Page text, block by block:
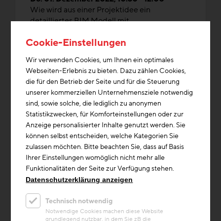
Wie wird aus einer Projektidee ein
detailliertes BIM Modell mit
Leistungsverzeichnis für die ...
Mediathek
Cookie-Einstellungen
Wir verwenden Cookies, um Ihnen ein optimales
Webseiten-Erlebnis zu bieten. Dazu zählen Cookies,
die für den Betrieb der Seite und für die Steuerung
unserer kommerziellen Unternehmensziele notwendig
sind, sowie solche, die lediglich zu anonymen
Statistikzwecken, für Komforteinstellungen oder zur
Anzeige personalisierter Inhalte genutzt werden. Sie
können selbst entscheiden, welche Kategorien Sie
zulassen möchten. Bitte beachten Sie, dass auf Basis
Ihrer Einstellungen womöglich nicht mehr alle
Funktionalitäten der Seite zur Verfügung stehen.
Datenschutzerklärung anzeigen
Technisch notwendig
Notwendige Cookies machen diese Website
grundlegend nutzbar, in dem Sie zB die